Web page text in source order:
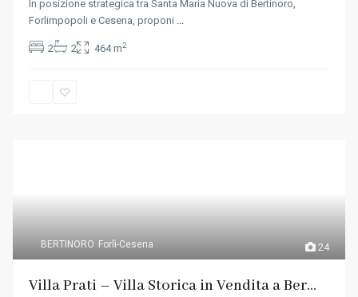
In posizione strategica tra Santa Maria Nuova di Bertinoro,
Forlimpopoli e Cesena, proponi ...
2 2 464 m2
24
BERTINORO Forlì-Cesena
Villa Prati – Villa Storica in Vendita a Ber...